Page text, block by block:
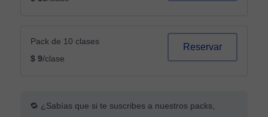
Pack de 10 clases
$ 9/clase
Reservar
🔁 ¿Sabías que si te suscribes a nuestros packs,